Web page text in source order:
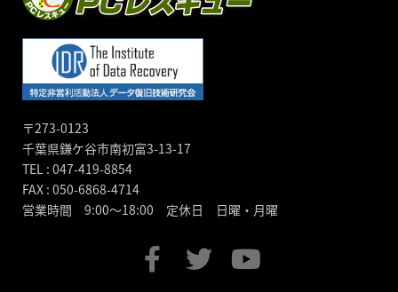
〒273-0123
千葉県鎌ケ谷市南初富3-13-17
TEL : 047-419-8854
FAX : 050-6868-4714
営業時間 9:00～18:00 定休日 日曜・月曜
F
a
T
w
Y
o